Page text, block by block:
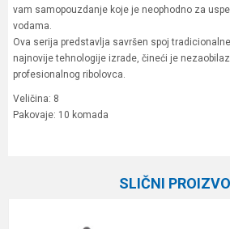
vam samopouzdanje koje je neophodno za
vodama.
Ova serija predstavlja savršen spoj
najnovije tehnologije izrade, čineći je
profesionalnog ribolovca.
Veličina: 8
Pakovaje: 10 komada
SLIČNI